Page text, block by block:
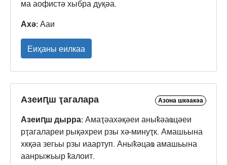
ма аофистә хыбра дуқәа.
Ахә: Ааи
Еиҳаны еилкаа
Азеиԥш ҭагалара Азона шкәакәа
Азеиԥш дырра: Амаҭәахәқәеи аныҟәаҩцәеи
рҭагалареи рықәхреи рзы хә-минуҭк. Амашьына
хкқәа зегьы рзы иаартуп. Аныҟәцаҩ амашьына
аанрыжьыр ҟалоит.